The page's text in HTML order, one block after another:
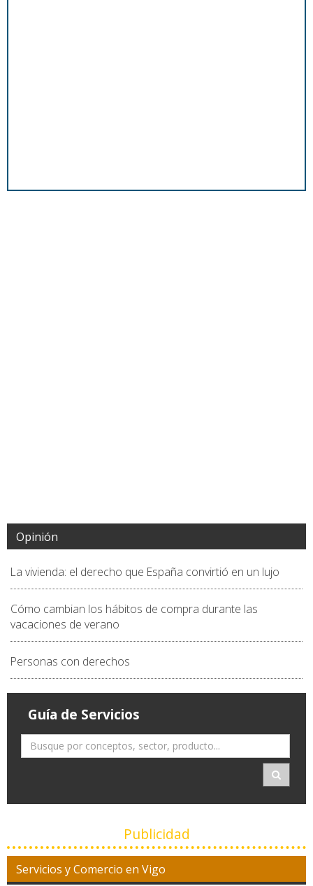
Opinión
La vivienda: el derecho que España convirtió en un lujo
Cómo cambian los hábitos de compra durante las
vacaciones de verano
Personas con derechos
Guía de Servicios
Publicidad
Servicios y Comercio en Vigo